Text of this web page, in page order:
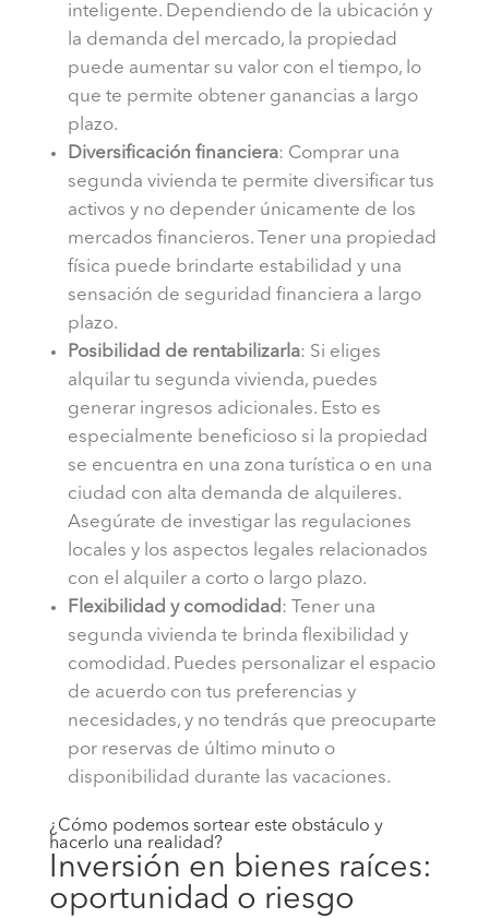
inteligente. Dependiendo de la ubicación y
la demanda del mercado, la propiedad
puede aumentar su valor con el tiempo, lo
que te permite obtener ganancias a largo
plazo.
Diversificación financiera: Comprar una
segunda vivienda te permite diversificar tus
activos y no depender únicamente de los
mercados financieros. Tener una propiedad
física puede brindarte estabilidad y una
sensación de seguridad financiera a largo
plazo.
Posibilidad de rentabilizarla: Si eliges
alquilar tu segunda vivienda, puedes
generar ingresos adicionales. Esto es
especialmente beneficioso si la propiedad
se encuentra en una zona turística o en una
ciudad con alta demanda de alquileres.
Asegúrate de investigar las regulaciones
locales y los aspectos legales relacionados
con el alquiler a corto o largo plazo.
Flexibilidad y comodidad: Tener una
segunda vivienda te brinda flexibilidad y
comodidad. Puedes personalizar el espacio
de acuerdo con tus preferencias y
necesidades, y no tendrás que preocuparte
por reservas de último minuto o
disponibilidad durante las vacaciones.
¿Cómo podemos sortear este obstáculo y
hacerlo una realidad?
Inversión en bienes raíces:
oportunidad o riesgo